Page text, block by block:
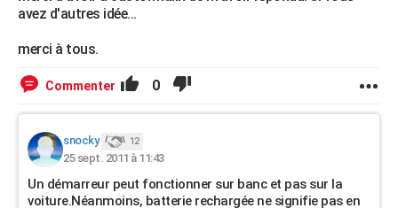
avez d'autres idée...
merci à tous.
Commenter 0
snocky 12
25 sept. 2011 à 11:43
Un démarreur peut fonctionner sur banc et pas sur la
voiture.Néanmoins, batterie rechargée ne signifie pas en